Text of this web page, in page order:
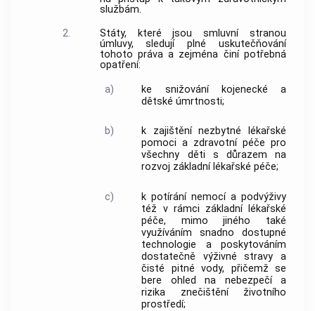
službám.
2.
Státy, které jsou smluvní stranou
úmluvy, sledují plné uskutečňování
tohoto práva a zejména činí potřebná
opatření:
a)
ke snižování kojenecké a
dětské úmrtnosti;
b)
k zajištění nezbytné lékařské
pomoci a zdravotní péče pro
všechny děti s důrazem na
rozvoj základní lékařské péče;
c)
k potírání nemocí a podvýživy
též v rámci základní lékařské
péče, mimo jiného také
využíváním snadno dostupné
technologie a poskytováním
dostatečně výživné stravy a
čisté pitné vody, přičemž se
bere ohled na nebezpečí a
rizika znečištění životního
prostředí;